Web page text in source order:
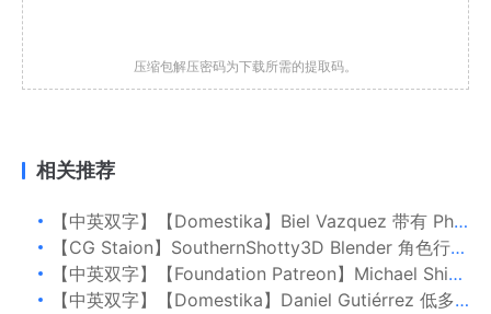
压缩包解压密码为下载所需的提取码。
相关推荐
【中英双字】【Domestika】Biel Vazquez 带有 Photoshop 和 Blender 的未来派 3D 环境
【CG Staion】SouthernShotty3D Blender 角色行走循环动画
【中英双字】【Foundation Patreon】Michael Shinde 环境概念：黑白草图
【中英双字】【Domestika】Daniel Gutiérrez 低多边形游戏建模